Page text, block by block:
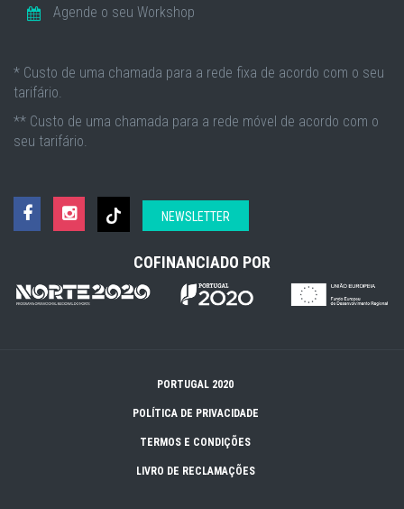
Agende o seu Workshop
* Custo de uma chamada para a rede fixa de acordo com o seu
tarifário.
** Custo de uma chamada para a rede móvel de acordo com o
seu tarifário.
NEWSLETTER
COFINANCIADO POR
PORTUGAL 2020
POLÍTICA DE PRIVACIDADE
TERMOS E CONDIÇÕES
LIVRO DE RECLAMAÇÕES